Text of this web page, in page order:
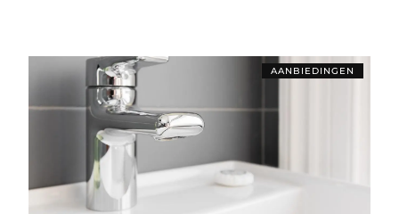
AANBIEDINGEN